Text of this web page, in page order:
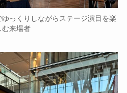
っくりしながらステージ演目を楽
む来場者